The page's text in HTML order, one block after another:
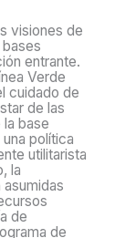
visiones de
entrante.
Verde
cuidado de
de las
base
política
utilitarista
la
de
de